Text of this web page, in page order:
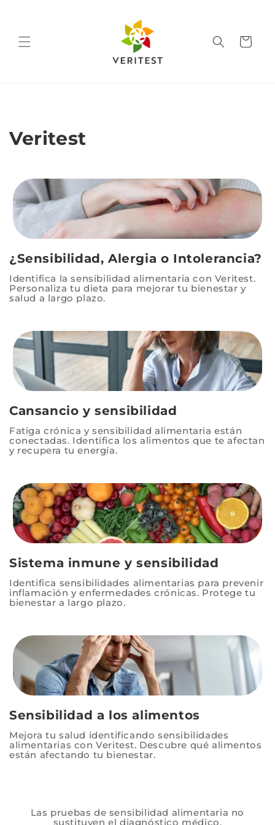
Carrito
Veritest
¿Sensibilidad, Alergia o Intolerancia?
Identifica la sensibilidad alimentaria con Veritest.
Personaliza tu dieta para mejorar tu bienestar y
salud a largo plazo.
Cansancio y sensibilidad
Fatiga crónica y sensibilidad alimentaria están
conectadas. Identifica los alimentos que te afectan
y recupera tu energía.
Sistema inmune y sensibilidad
Identifica sensibilidades alimentarias para prevenir
inflamación y enfermedades crónicas. Protege tu
bienestar a largo plazo.
Sensibilidad a los alimentos
Mejora tu salud identificando sensibilidades
alimentarias con Veritest. Descubre qué alimentos
están afectando tu bienestar.
Las pruebas de sensibilidad alimentaria no
sustituyen el diagnóstico médico.